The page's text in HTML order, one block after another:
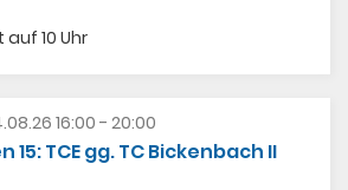
Trainer
10 Uhr
16:00 - 20:00
15: TCE gg. TC Bickenbach II